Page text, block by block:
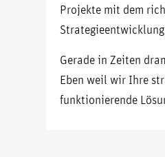
Projekte mit dem
Gerade in Zeiten
Eben weil wir Ihre
funktionierende